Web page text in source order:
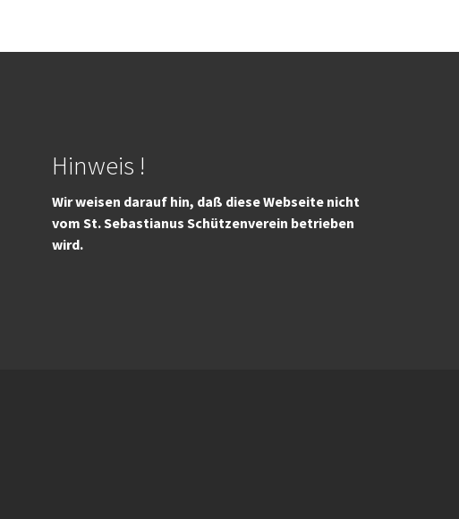
Hinweis !
Wir weisen darauf hin, daß diese Webseite nicht
vom St. Sebastianus Schützenverein betrieben
wird.